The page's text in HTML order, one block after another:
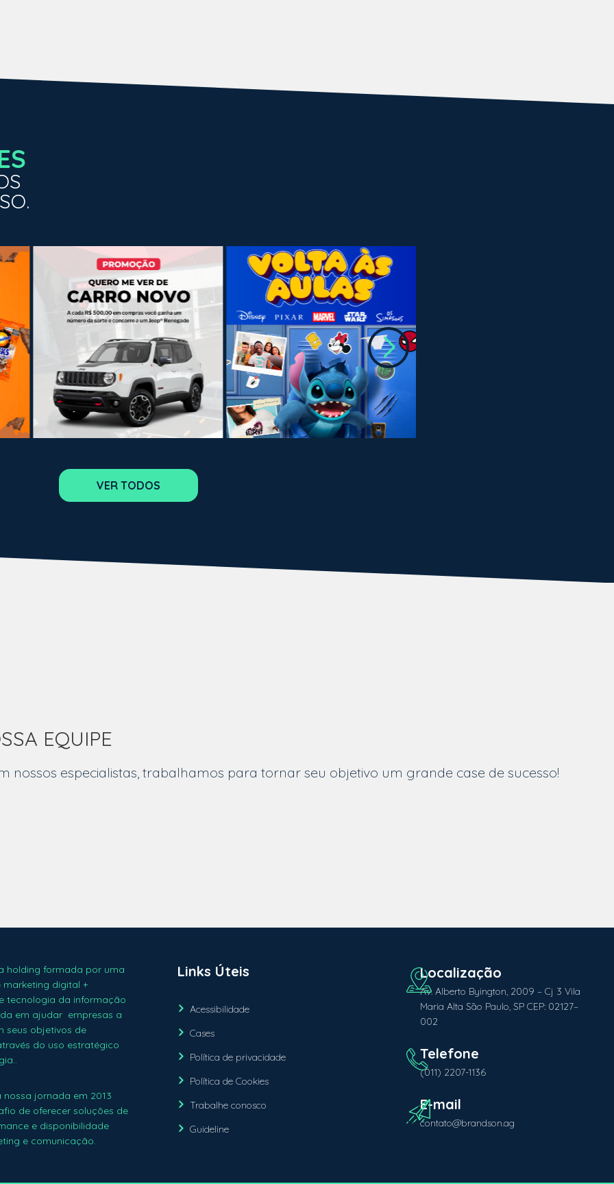
VER TODOS
EQUIPE
nossos especialistas, trabalhamos para tornar seu objetivo um grande case de sucesso!
holding formada por uma
digital +
tecnologia da informação
em ajudar empresas a
seus objetivos de
do uso estratégico
nossa jornada em 2013
de oferecer soluções de
e disponibilidade
e comunicação.
Links Úteis
Acessibilidade
Cases
Política de privacidade
Política de Cookies
Trabalhe conosco
Guideline
Av. Alberto Byington, 2009 – Cj 3 Vila
Maria Alta São Paulo, SP CEP: 02127–
002
(011) 2207-1136
contato@brandson.ag